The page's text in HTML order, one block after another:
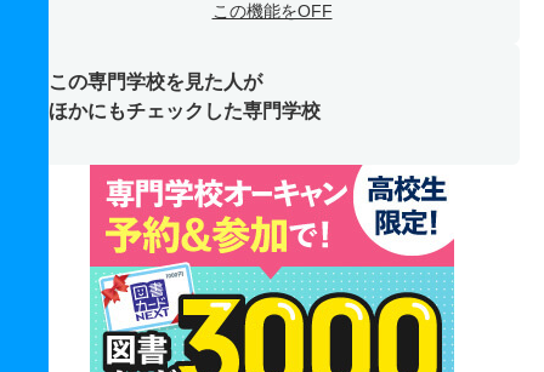
この機能をOFF
この専門学校を見た人が
ほかにもチェックした専門学校